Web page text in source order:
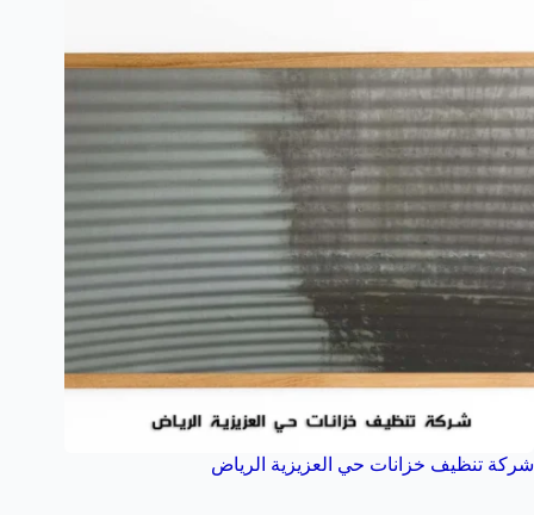
شركة تنظيف خزانات حي العزيزية الرياض